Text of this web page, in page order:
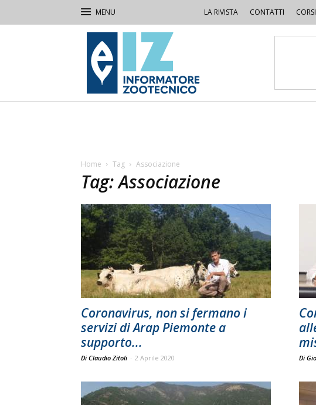
LA RIVISTA CONTATTI CORSI
IZ
Informatore
Zootecnico
Home Tag Associazione
Tag: Associazione
Coronavirus, non si fermano i
servizi di Arap Piemonte a
supporto...
Di Claudio Zitoli - 2 Aprile 2020 Di